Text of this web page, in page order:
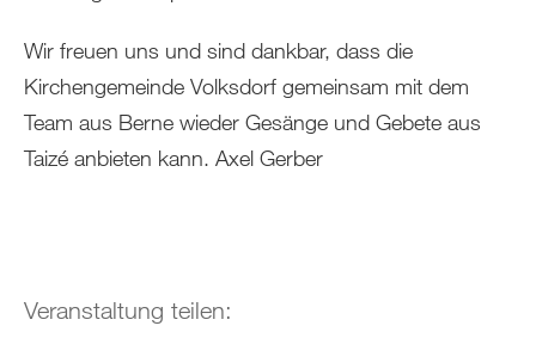
Wir freuen uns und sind dankbar, dass die
Kirchengemeinde Volksdorf gemeinsam mit dem
Team aus Berne wieder Gesänge und Gebete aus
Taizé anbieten kann. Axel Gerber
Veranstaltung teilen: